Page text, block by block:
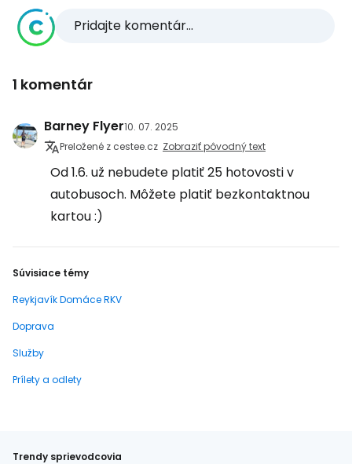
Pridajte komentár...
1 komentár
Barney Flyer10. 07. 2025
Preložené z cestee.cz Zobraziť pôvodný text
Od 1.6. už nebudete platiť 25 hotovosti v
autobusoch. Môžete platiť bezkontaktnou
kartou :)
Súvisiace témy
Reykjavík Domáce RKV
Doprava
Služby
Prílety a odlety
Trendy sprievodcovia